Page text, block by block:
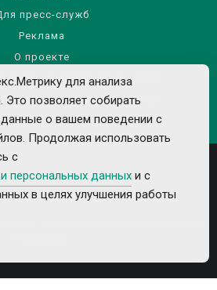
пресс-служб
Реклама
О проекте
материалов сайта
персональных данных
и услуги имеют необходимые лицензии и
для анализа
позволяет собирать
о вашем поведении с
Продолжая использовать
с
персональных данных и с
в целях улучшения работы